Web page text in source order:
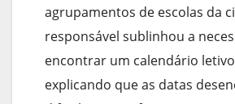
agrupamentos de escolas da
responsável sublinhou a
encontrar um calendário
explicando que as datas